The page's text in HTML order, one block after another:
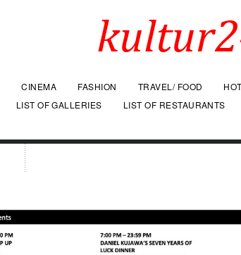
CINEMA FASHION TRAVEL/ FOOD
LIST OF GALLERIES LIST OF RESTAURANTS